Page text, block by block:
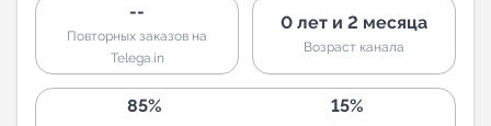
--
Повторных заказов на
Telega.in
0 лет и 2 месяца
Возраст канала
85% 15%